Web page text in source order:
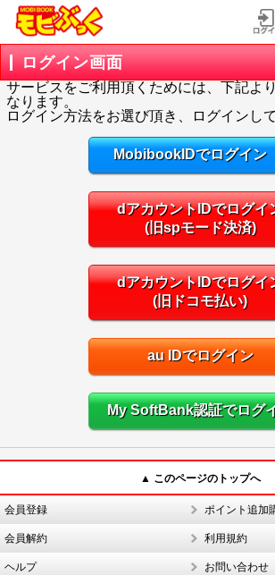
ログイン画面
サービスをご利用頂くためには、下記よ
なります。
ログイン方法をお選び頂き、ログインし
MobibookIDでログイン
dアカウントIDでログイ
(旧spモード決済)
dアカウントIDでログイ
(旧ドコモ払い)
au IDでログイン
My SoftBank認証でログ
▲ このページのトップへ
会員登録 ポイント追加
会員解約 利用規約
ヘルプ お問い合わせ